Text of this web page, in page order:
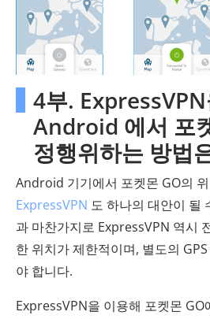
4부.
Android 에서 포
정행위하는 방법
Android 기기에서 포켓몬 GO의
ExpressVPN 도 하나의 대안이 될
과 마찬가지로 ExpressVPN 역시
한 위치가 제한적이며, 별도의
야 합니다.
ExpressVPN을 이용해 포켓몬 GO